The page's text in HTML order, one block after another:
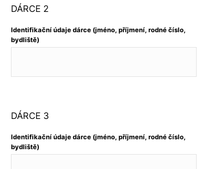
DÁRCE 2
Identifikační údaje dárce (jméno, příjmení, rodné číslo,
bydliště)
DÁRCE 3
Identifikační údaje dárce (jméno, příjmení, rodné číslo,
bydliště)